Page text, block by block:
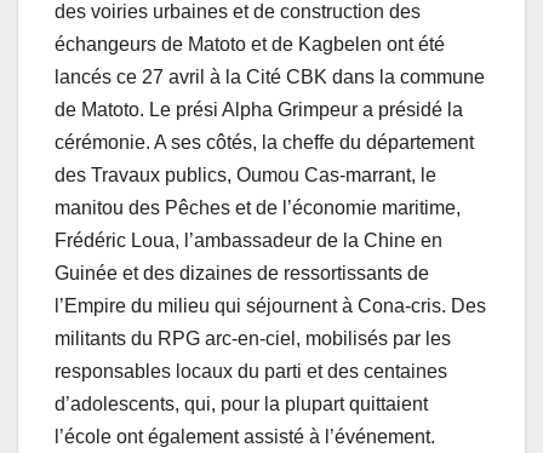
des voiries urbaines et de construction des
échangeurs de Matoto et de Kagbelen ont été
lancés ce 27 avril à la Cité CBK dans la commune
de Matoto. Le prési Alpha Grimpeur a présidé la
cérémonie. A ses côtés, la cheffe du département
des Travaux publics, Oumou Cas-marrant, le
manitou des Pêches et de l’économie maritime,
Frédéric Loua, l’ambassadeur de la Chine en
Guinée et des dizaines de ressortissants de
l’Empire du milieu qui séjournent à Cona-cris. Des
militants du RPG arc-en-ciel, mobilisés par les
responsables locaux du parti et des centaines
d’adolescents, qui, pour la plupart quittaient
l’école ont également assisté à l’événement.